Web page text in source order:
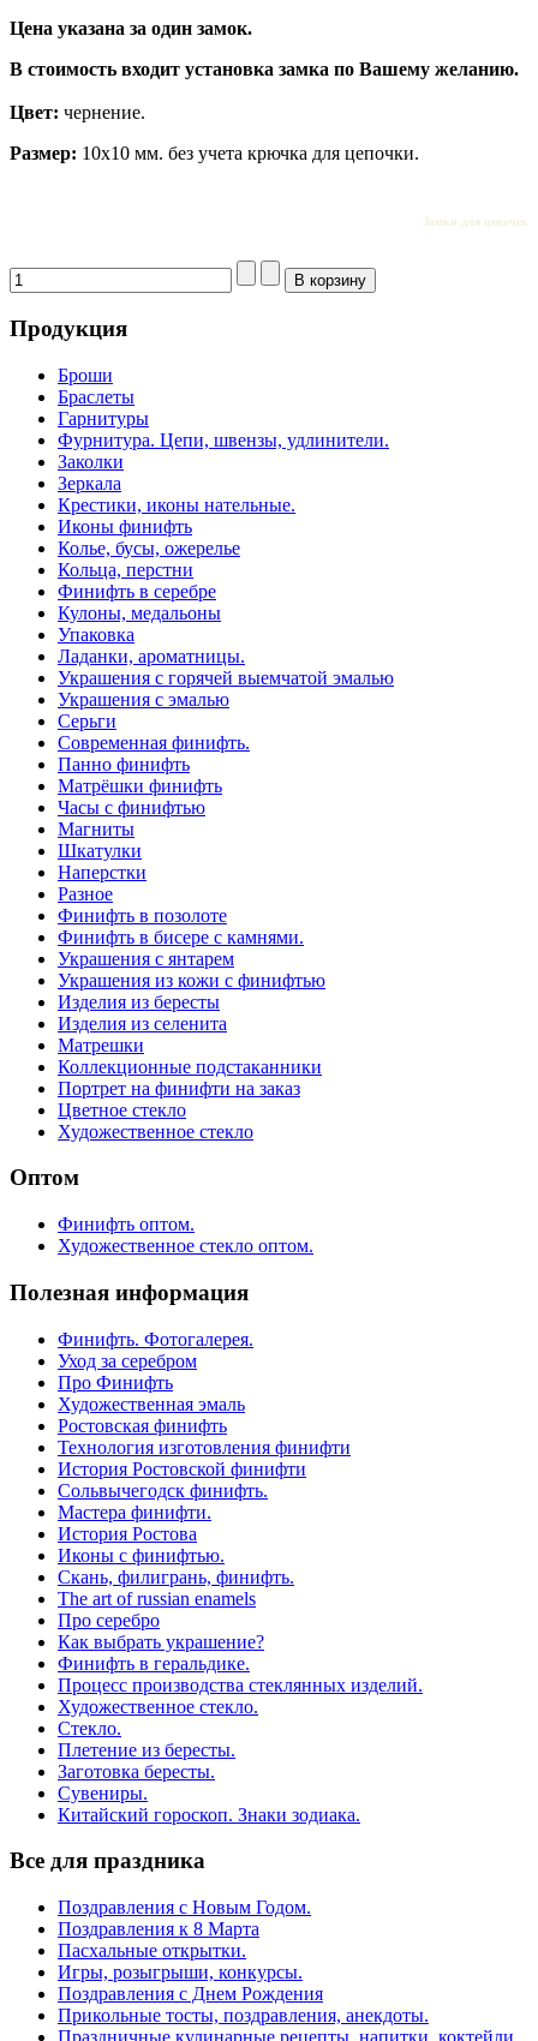
Цена указана за один замок.
В стоимость входит установка замка по Вашему желанию.
Цвет: чернение.
Размер: 10х10 мм. без учета крючка для цепочки.
Замки для цепочек
Продукция
Броши
Браслеты
Гарнитуры
Фурнитура. Цепи, швензы, удлинители.
Заколки
Зеркала
Крестики, иконы нательные.
Иконы финифть
Колье, бусы, ожерелье
Кольца, перстни
Финифть в серебре
Кулоны, медальоны
Упаковка
Ладанки, ароматницы.
Украшения с горячей выемчатой эмалью
Украшения с эмалью
Серьги
Современная финифть.
Панно финифть
Матрёшки финифть
Часы с финифтью
Магниты
Шкатулки
Наперстки
Разное
Финифть в позолоте
Финифть в бисере с камнями.
Украшения с янтарем
Украшения из кожи с финифтью
Изделия из бересты
Изделия из селенита
Матрешки
Коллекционные подстаканники
Портрет на финифти на заказ
Цветное стекло
Художественное стекло
Оптом
Финифть оптом.
Художественное стекло оптом.
Полезная информация
Финифть. Фотогалерея.
Уход за серебром
Про Финифть
Художественная эмаль
Ростовская финифть
Технология изготовления финифти
История Ростовской финифти
Сольвычегодск финифть.
Мастера финифти.
История Ростова
Иконы с финифтью.
Скань, филигрань, финифть.
The art of russian enamels
Про серебро
Как выбрать украшение?
Финифть в геральдике.
Процесс производства стеклянных изделий.
Художественное стекло.
Стекло.
Плетение из бересты.
Заготовка бересты.
Сувениры.
Китайский гороскоп. Знаки зодиака.
Все для праздника
Поздравления с Новым Годом.
Поздравления к 8 Марта
Пасхальные открытки.
Игры, розыгрыши, конкурсы.
Поздравления с Днем Рождения
Прикольные тосты, поздравления, анекдоты.
Праздничные кулинарные рецепты, напитки, коктейли.